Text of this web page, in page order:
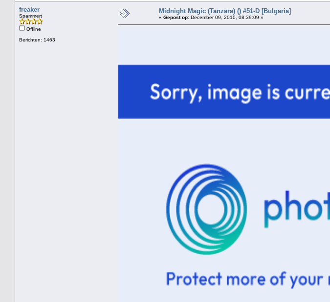
freaker
Spammert
Offline
Berichten: 1463
Midnight Magic (Tanzara) () #51-D [Bulgaria]
« Gepost op: December 09, 2010, 08:39:09 »